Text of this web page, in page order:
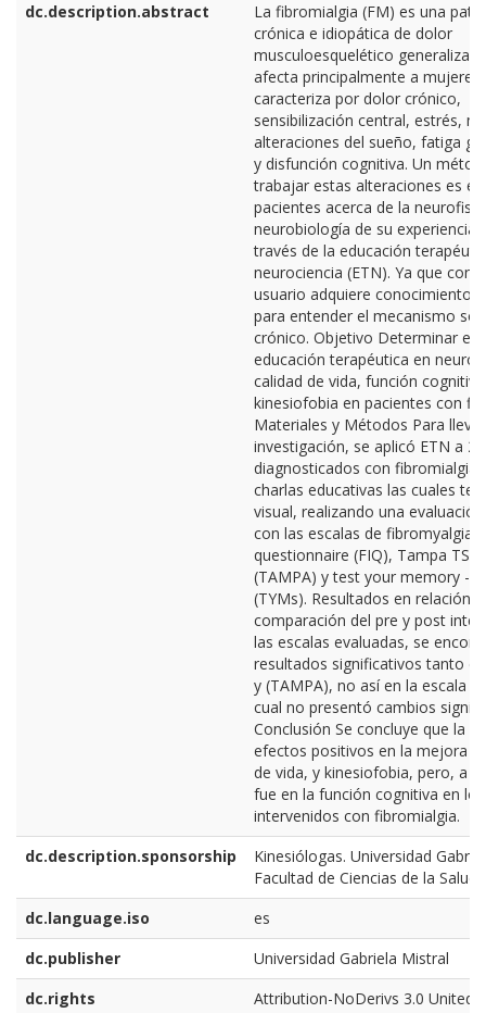
dc.description.abstract
La fibromialgia (FM) es una
crónica e idiopática de dolor
musculoesquelético
afecta principalmente a mujeres.
caracteriza por dolor crónico,
sensibilización central, estrés,
alteraciones del sueño, fatiga
y disfunción cognitiva. Un
trabajar estas alteraciones es
pacientes acerca de la
neurobiología de su experiencia
través de la educación
neurociencia (ETN). Ya que con
usuario adquiere conocimientos
para entender el mecanismo
crónico. Objetivo Determinar el
educación terapéutica en
calidad de vida, función
kinesiofobia en pacientes con
Materiales y Métodos Para
investigación, se aplicó ETN a
diagnosticados con fibromialgia
charlas educativas las cuales
visual, realizando una
con las escalas de fibromyalgia
questionnaire (FIQ), Tampa TSK-
(TAMPA) y test your memory -
(TYMs). Resultados en relación
comparación del pre y post
las escalas evaluadas, se
resultados significativos tanto
y (TAMPA), no así en la escala
cual no presentó cambios
Conclusión Se concluye que la
efectos positivos en la mejora
de vida, y kinesiofobia, pero, a
fue en la función cognitiva en
intervenidos con fibromialgia.
dc.description.sponsorship
Kinesiólogas. Universidad
Facultad de Ciencias de la Salud
dc.language.iso
es
dc.publisher
Universidad Gabriela Mistral
dc.rights
Attribution-NoDerivs 3.0 United